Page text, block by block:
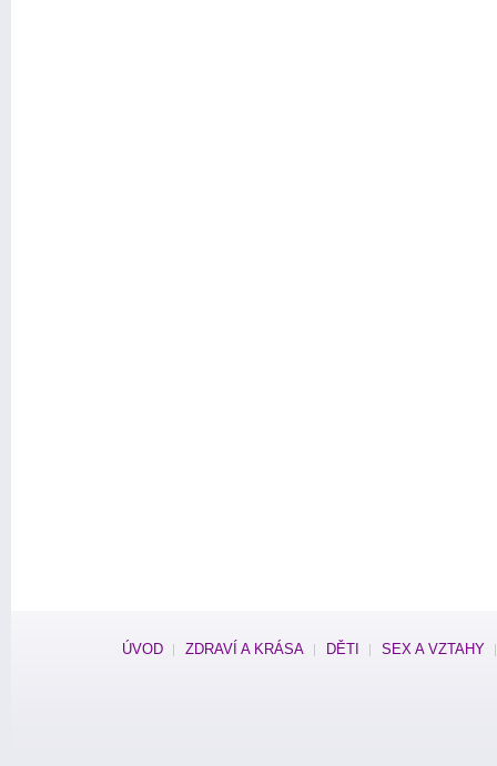
ÚVOD ZDRAVÍ A KRÁSA DĚTI SEX A VZTAHY